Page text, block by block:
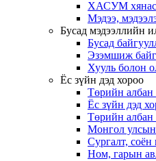
ХАСУМ
Мэдээ,
Бусад мэдээллийн
Бусад
Эзэмшиж
Хууль болон
Ёс зүйн дэд хороо
Төрийн албан
Ёс зүйн дэд
Төрийн албан
Монгол улсын
Cургалт, cоён
Ном, гарын